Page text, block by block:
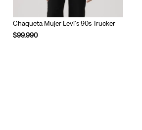
Chaqueta Mujer Levi's 90s Trucker
$99.990